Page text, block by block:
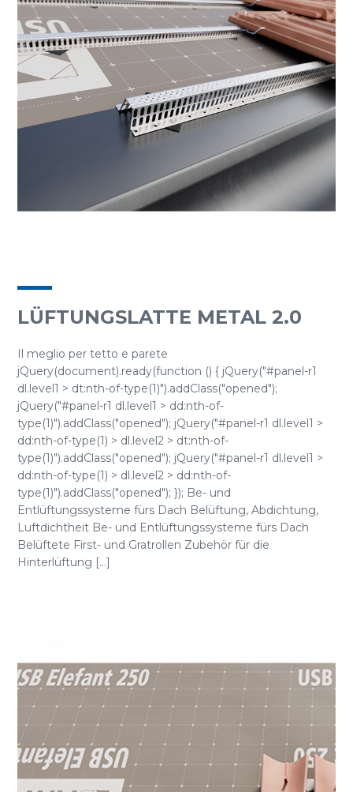
LÜFTUNGSLATTE METAL 2.0
Il meglio per tetto e parete
jQuery(document).ready(function () { jQuery("#panel-r1
dl.level1 > dt:nth-of-type(1)").addClass("opened");
jQuery("#panel-r1 dl.level1 > dd:nth-of-
type(1)").addClass("opened"); jQuery("#panel-r1 dl.level1 >
dd:nth-of-type(1) > dl.level2 > dt:nth-of-
type(1)").addClass("opened"); jQuery("#panel-r1 dl.level1 >
dd:nth-of-type(1) > dl.level2 > dd:nth-of-
type(1)").addClass("opened"); }); Be- und
Entlüftungssysteme fürs Dach Belüftung, Abdichtung,
Luftdichtheit Be- und Entlüftungssysteme fürs Dach
Belüftete First- und Gratrollen Zubehör für die
Hinterlüftung [...]